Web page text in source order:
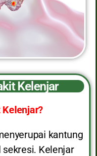
Kelenjar
kantung
Kelenjar